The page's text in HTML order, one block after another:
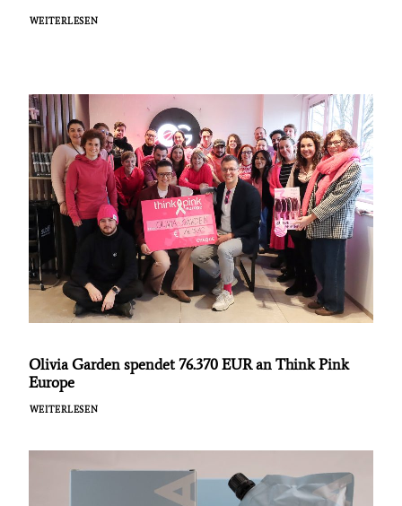
WEITERLESEN
Olivia Garden spendet 76.370 EUR an Think Pink
Europe
WEITERLESEN